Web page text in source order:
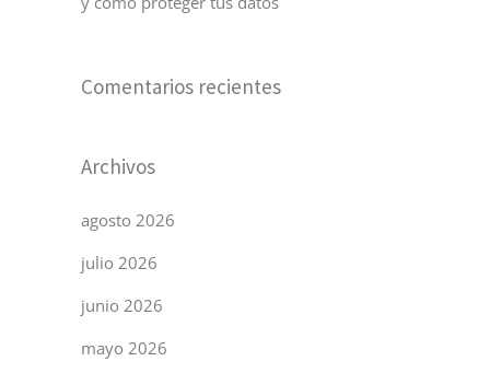
Comentarios recientes
Archivos
agosto 2026
julio 2026
junio 2026
mayo 2026